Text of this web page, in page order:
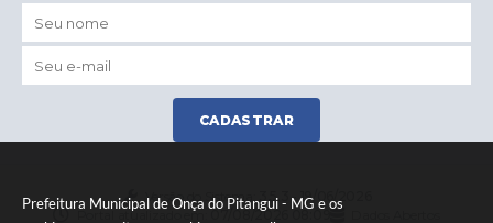
Prefeitura Municipal de Onça do Pitangui - MG e os
CADASTRAR
Versão do Sistema:
3.5.3 - 19/06/2026
Portal atualizado em:
07/08/2026 08:09